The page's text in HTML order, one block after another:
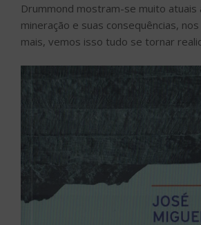
Drummond mostram-se muito atuais
mineração e suas consequências,
mais, vemos isso tudo se tornar